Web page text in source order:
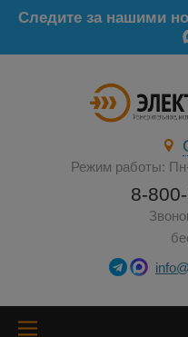
Следите за нашими
Режим работы:
8-